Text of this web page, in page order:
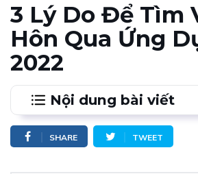
3 Lý Do Để Tìm
Hôn Qua Ứng
2022
Nội dung bài viết
1.“Ông mai bà mối" online là một
có nhu cầu tìm vợ kết hôn
SHARE TWEET